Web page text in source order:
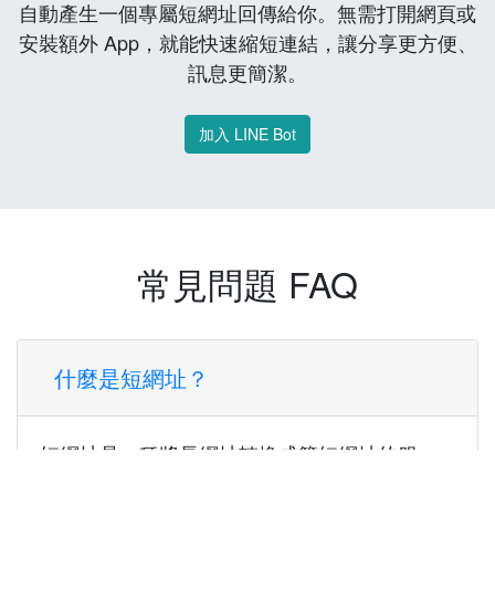
自動產生一個專屬短網址回傳給你。無需打開網頁或
安裝額外 App，就能快速縮短連結，讓分享更方便、
訊息更簡潔。
加入 LINE Bot
常見問題 FAQ
什麼是短網址？
短網址是一種將長網址轉換成簡短網址的服